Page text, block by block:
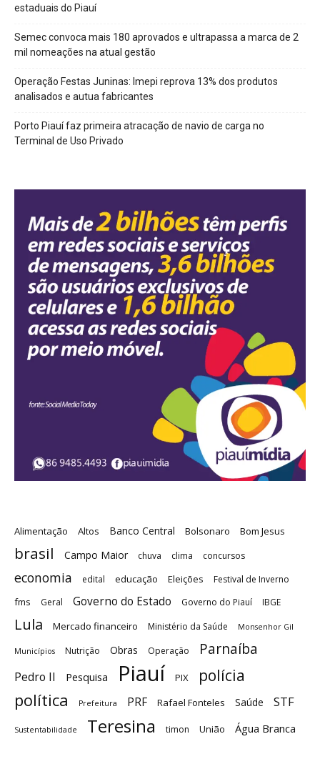
estaduais do Piauí
Semec convoca mais 180 aprovados e ultrapassa a marca de 2
mil nomeações na atual gestão
Operação Festas Juninas: Imepi reprova 13% dos produtos
analisados e autua fabricantes
Porto Piauí faz primeira atracação de navio de carga no
Terminal de Uso Privado
Alimentação Altos Banco Central Bolsonaro Bom Jesus
brasil Campo Maior chuva clima concursos
economia edital educação Eleições Festival de Inverno
fms Geral Governo do Estado Governo do Piauí IBGE
Lula Mercado financeiro Ministério da Saúde Monsenhor Gil
Municípios Nutrição Obras Operação Parnaíba
Pedro II Pesquisa Piauí PIX
polícia
política
Prefeitura PRF Rafael Fonteles Saúde STF
Sustentabilidade Teresina timon União Água Branca